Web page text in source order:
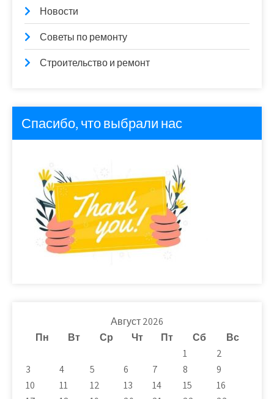
Новости
Советы по ремонту
Строительство и ремонт
Спасибо, что выбрали нас
Август 2026
Пн
Вт Ср Чт Пт Сб
Вс
1
2
3
4 5 6 7 8
9
10
11 12 13 14 15
16